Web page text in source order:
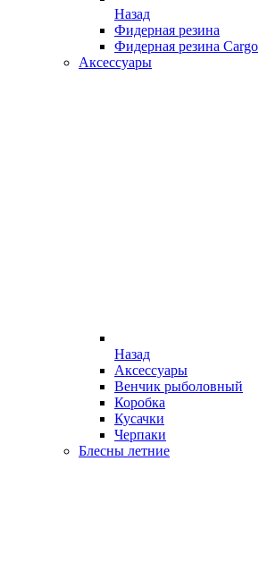
Назад
Фидерная резина
Фидерная резина Cargo
Аксессуары
Назад
Аксессуары
Венчик рыболовный
Коробка
Кусачки
Черпаки
Блесны летние